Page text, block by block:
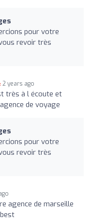
pour votre
revoir très
2 years ago
très à l écoute et
de voyage
pour votre
revoir très
agence de marseille